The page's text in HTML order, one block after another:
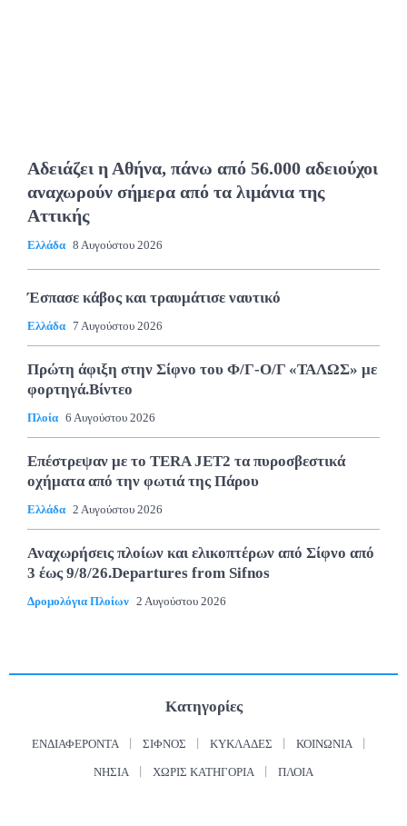
Αδειάζει η Αθήνα, πάνω από 56.000 αδειούχοι
αναχωρούν σήμερα από τα λιμάνια της
Αττικής
Ελλάδα 8 Αυγούστου 2026
Έσπασε κάβος και τραυμάτισε ναυτικό
Ελλάδα 7 Αυγούστου 2026
Πρώτη άφιξη στην Σίφνο του Φ/Γ-Ο/Γ «ΤΑΛΩΣ» με
φορτηγά.Βίντεο
Πλοία 6 Αυγούστου 2026
Επέστρεψαν με το TERA JET2 τα πυροσβεστικά
οχήματα από την φωτιά της Πάρου
Ελλάδα 2 Αυγούστου 2026
Αναχωρήσεις πλοίων και ελικοπτέρων από Σίφνο από
3 έως 9/8/26.Departures from Sifnos
Δρομολόγια Πλοίων 2 Αυγούστου 2026
Κατηγορίες
ΕΝΔΙΑΦΈΡΟΝΤΑ ΣΊΦΝΟΣ ΚΥΚΛΆΔΕΣ ΚΟΙΝΩΝΊΑ
ΝΗΣΙΆ ΧΩΡΊΣ ΚΑΤΗΓΟΡΊΑ ΠΛΟΊΑ